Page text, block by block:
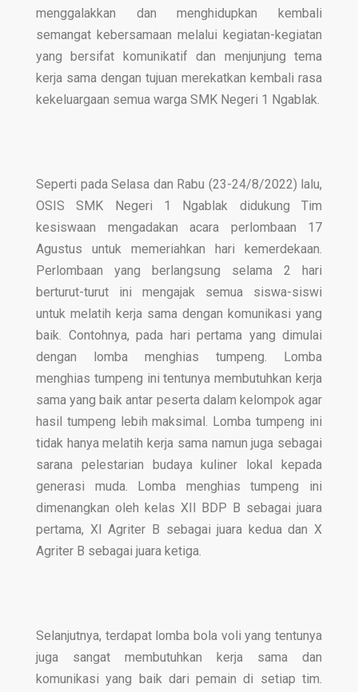
menggalakkan dan menghidupkan kembali
semangat kebersamaan melalui kegiatan-kegiatan
yang bersifat komunikatif dan menjunjung tema
kerja sama dengan tujuan merekatkan kembali rasa
kekeluargaan semua warga SMK Negeri 1 Ngablak.
Seperti pada Selasa dan Rabu (23-24/8/2022) lalu,
OSIS SMK Negeri 1 Ngablak didukung Tim
kesiswaan mengadakan acara perlombaan 17
Agustus untuk memeriahkan hari kemerdekaan.
Perlombaan yang berlangsung selama 2 hari
berturut-turut ini mengajak semua siswa-siswi
untuk melatih kerja sama dengan komunikasi yang
baik. Contohnya, pada hari pertama yang dimulai
dengan lomba menghias tumpeng. Lomba
menghias tumpeng ini tentunya membutuhkan kerja
sama yang baik antar peserta dalam kelompok agar
hasil tumpeng lebih maksimal. Lomba tumpeng ini
tidak hanya melatih kerja sama namun juga sebagai
sarana pelestarian budaya kuliner lokal kepada
generasi muda. Lomba menghias tumpeng ini
dimenangkan oleh kelas XII BDP B sebagai juara
pertama, XI Agriter B sebagai juara kedua dan X
Agriter B sebagai juara ketiga.
Selanjutnya, terdapat lomba bola voli yang tentunya
juga sangat membutuhkan kerja sama dan
komunikasi yang baik dari pemain di setiap tim.